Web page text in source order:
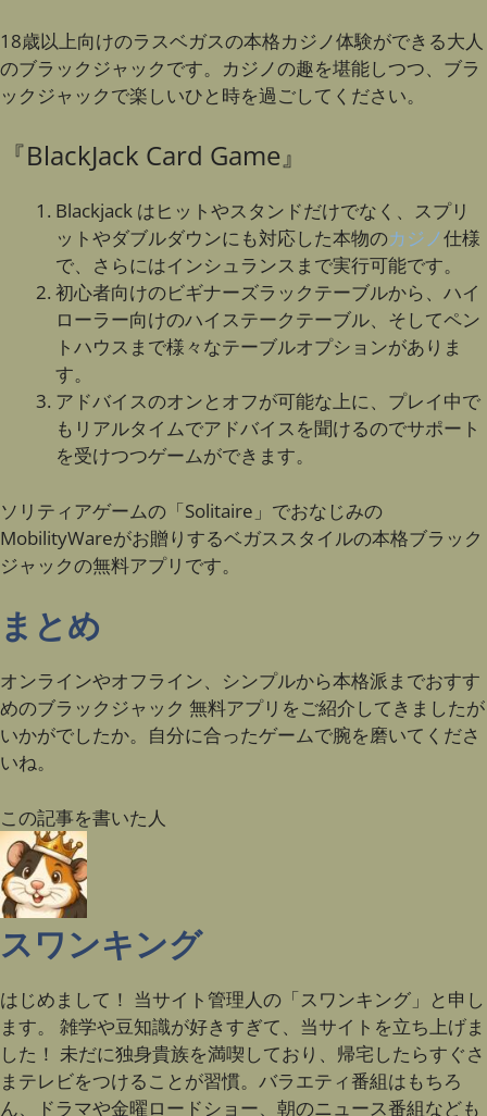
18歳以上向けのラスベガスの本格カジノ体験ができる大人
のブラックジャックです。カジノの趣を堪能しつつ、ブラ
ックジャックで楽しいひと時を過ごしてください。
『BlackJack Card Game』
Blackjack はヒットやスタンドだけでなく、スプリ
ットやダブルダウンにも対応した本物のカジノ仕様
で、さらにはインシュランスまで実行可能です。
初心者向けのビギナーズラックテーブルから、ハイ
ローラー向けのハイステークテーブル、そしてペン
トハウスまで様々なテーブルオプションがありま
す。
アドバイスのオンとオフが可能な上に、プレイ中で
もリアルタイムでアドバイスを聞けるのでサポート
を受けつつゲームができます。
ソリティアゲームの「Solitaire」でおなじみの
MobilityWareがお贈りするベガススタイルの本格ブラック
ジャックの無料アプリです。
まとめ
オンラインやオフライン、シンプルから本格派までおすす
めのブラックジャック 無料アプリをご紹介してきましたが
いかがでしたか。自分に合ったゲームで腕を磨いてくださ
いね。
この記事を書いた人
スワンキング
はじめまして！ 当サイト管理人の「スワンキング」と申し
ます。 雑学や豆知識が好きすぎて、当サイトを立ち上げま
した！ 未だに独身貴族を満喫しており、帰宅したらすぐさ
まテレビをつけることが習慣。バラエティ番組はもちろ
ん、ドラマや金曜ロードショー、朝のニュース番組なども